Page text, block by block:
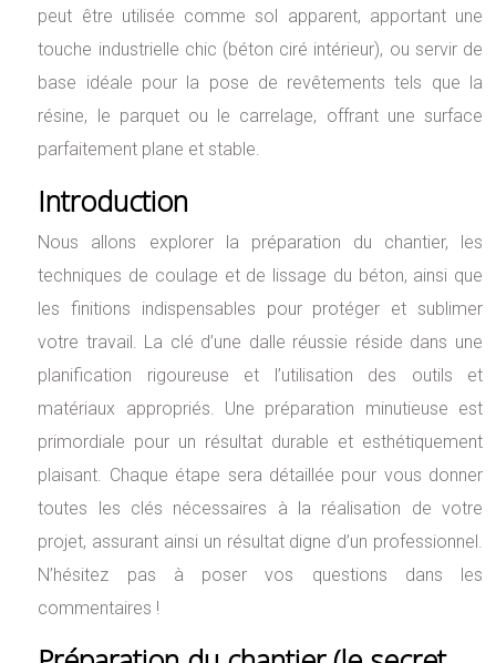
peut être utilisée comme sol apparent, apportant une
touche industrielle chic (béton ciré intérieur), ou servir de
base idéale pour la pose de revêtements tels que la
résine, le parquet ou le carrelage, offrant une surface
parfaitement plane et stable.
Introduction
Nous allons explorer la préparation du chantier, les
techniques de coulage et de lissage du béton, ainsi que
les finitions indispensables pour protéger et sublimer
votre travail. La clé d’une dalle réussie réside dans une
planification rigoureuse et l’utilisation des outils et
matériaux appropriés. Une préparation minutieuse est
primordiale pour un résultat durable et esthétiquement
plaisant. Chaque étape sera détaillée pour vous donner
toutes les clés nécessaires à la réalisation de votre
projet, assurant ainsi un résultat digne d’un professionnel.
N’hésitez pas à poser vos questions dans les
commentaires !